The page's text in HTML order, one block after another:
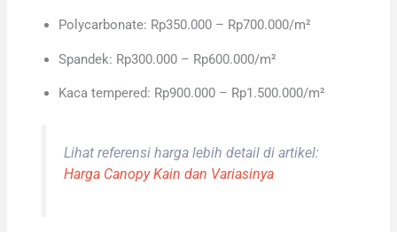
Polycarbonate: Rp350.000 – Rp700.000/m²
Spandek: Rp300.000 – Rp600.000/m²
Kaca tempered: Rp900.000 – Rp1.500.000/m²
Lihat referensi harga lebih detail di artikel:
Harga Canopy Kain dan Variasinya